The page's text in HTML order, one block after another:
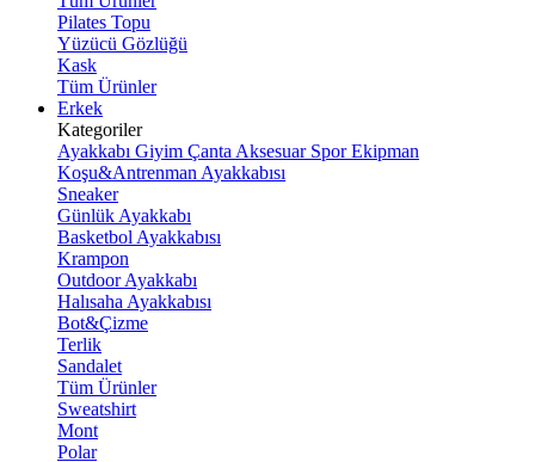
Pilates Topu
Yüzücü Gözlüğü
Kask
Tüm Ürünler
Erkek
Kategoriler
Ayakkabı Giyim Çanta Aksesuar Spor Ekipman
Koşu&Antrenman Ayakkabısı
Sneaker
Günlük Ayakkabı
Basketbol Ayakkabısı
Krampon
Outdoor Ayakkabı
Halısaha Ayakkabısı
Bot&Çizme
Terlik
Sandalet
Tüm Ürünler
Sweatshirt
Mont
Polar